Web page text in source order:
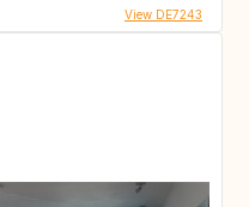
View DE7243